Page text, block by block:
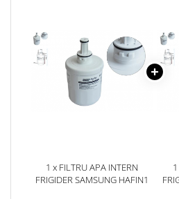
1 x FILTRU APA INTERN
FRIGIDER SAMSUNG HAFIN1